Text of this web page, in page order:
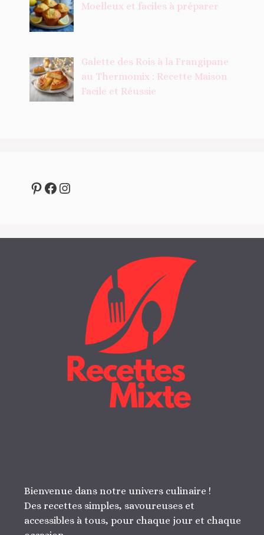
Moelleux et faciles à préparer
Galette des Rois à la Frangipane
au Thermomix : Recette Maison
Facile et Réussie
Pinterest
Facebook
Instagram
Bienvenue dans notre univers culinaire !
Des recettes simples, savoureuses et
accessibles à tous, pour chaque jour et chaque